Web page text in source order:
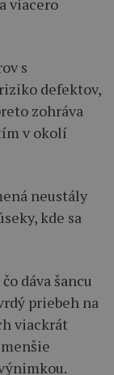
s
defektov,
zohráva
v okolí
neustály
kde sa
dáva šancu
priebeh na
viackrát